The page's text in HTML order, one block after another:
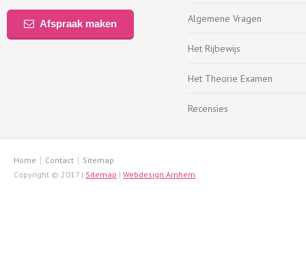
Afspraak maken Algemene Vragen
Het Rijbewijs
Het Theorie Examen
Recensies
Home Contact
Sitemap
Copyright © 2017 | Sitemap | Webdesign Arnhem